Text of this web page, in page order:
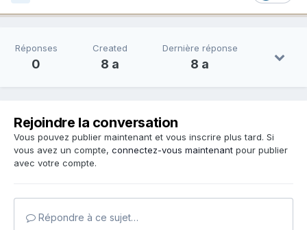
Réponses
0
Created
8 a
Dernière réponse
8 a
Rejoindre la conversation
Vous pouvez publier maintenant et vous inscrire plus tard. Si
vous avez un compte, connectez-vous maintenant pour publier
avec votre compte.
Répondre à ce sujet…